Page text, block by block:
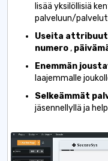
lisää yksilöllisiä
palveluun/
Useita
numero,
Enemmän
laajemmalle
Selkeämmät
jäsennellyllä ja